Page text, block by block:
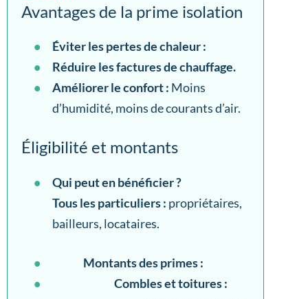
Avantages de la prime isolation
Éviter les pertes de chaleur :
Réduire les factures de chauffage.
Améliorer le confort : Moins
d’humidité, moins de courants d’air.
Éligibilité et montants
Qui peut en bénéficier ?
Tous les particuliers : propriétaires,
bailleurs, locataires.
Montants des primes :
Combles et toitures :